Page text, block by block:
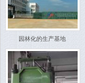
园林化的生产基地